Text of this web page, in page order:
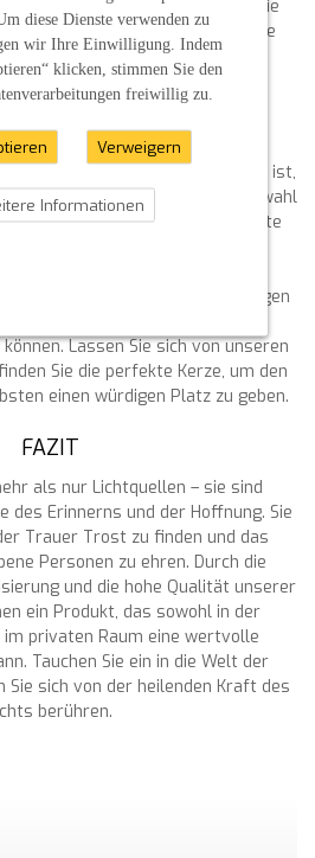
für jede Zeremonie. Auch für die
Gedenktage haben wir die
Kerze im Angebot.
TRAUERKERZE FINDEN
nach einer Trauerkerze sind, die
als auch individuell gestaltbar ist,
Wir stehen Ihnen bei der Auswahl
gerne beratend zur Seite
und entdecken Sie die vielfältigen
Lassen Sie sich von unseren
Sie die perfekte Kerze, um den
einen würdigen Platz zu geben.
FAZIT
als nur Lichtquellen – sie sind
des Erinnerns und der Hoffnung. Sie
Trauer Trost zu finden und das
Personen zu ehren. Durch die
und die hohe Qualität unserer
ein Produkt, das sowohl in der
privaten Raum eine wertvolle
Tauchen Sie ein in die Welt der
Sie sich von der heilenden Kraft des
berühren.
diese Dienste verwenden zu
wir Ihre Einwilligung. Indem
klicken, stimmen Sie den
freiwillig zu.
Verweigern
Informationen